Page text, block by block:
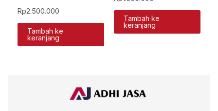
Rp2.500.000
Tambah ke
keranjang
Tambah ke
keranjang